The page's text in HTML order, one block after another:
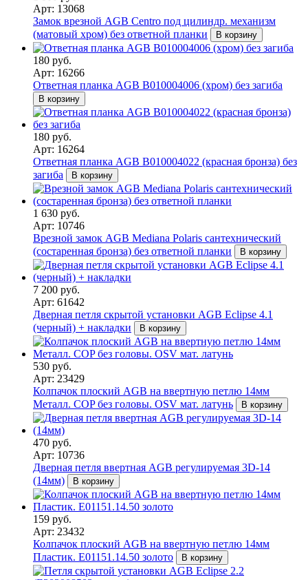
Арт: 13068
Замок врезной AGB Centro под цилиндр. механизм
(матовый хром) без ответной планки
В корзину
180 руб.
Арт: 16266
Ответная планка AGB В010004006 (хром) без загиба
В корзину
180 руб.
Арт: 16264
Ответная планка AGB В010004022 (красная бронза) без
загиба
В корзину
1 630 руб.
Арт: 10746
Врезной замок AGB Mediana Polaris сантехнический
(состаренная бронза) без ответной планки
В корзину
7 200 руб.
Арт: 61642
Дверная петля скрытой установки AGB Eclipse 4.1
(черный) + накладки
В корзину
530 руб.
Арт: 23429
Колпачок плоский AGB на ввертную петлю 14мм
Металл. COP без головы. OSV мат. латунь
В корзину
470 руб.
Арт: 10736
Дверная петля ввертная AGB регулируемая 3D-14
(14мм)
В корзину
159 руб.
Арт: 23432
Колпачок плоский AGB на ввертную петлю 14мм
Пластик. E01151.14.50 золото
В корзину